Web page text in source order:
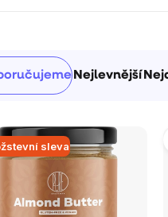
Nejlevnější
sleva